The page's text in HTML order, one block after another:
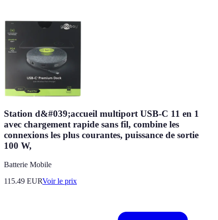
Station d&#039;accueil multiport USB-C 11 en 1
avec chargement rapide sans fil, combine les
connexions les plus courantes, puissance de sortie
100 W,
Batterie Mobile
115.49 EURVoir le prix